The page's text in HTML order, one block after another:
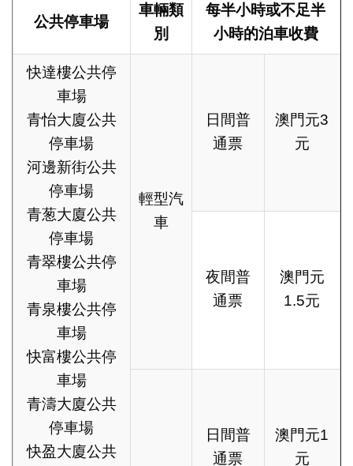
公共停車場
車輛類
別
每半小時或不足半
小時的泊車收費
快達樓公共停
車場
青怡大廈公共
停車場
河邊新街公共
停車場
青葱大廈公共
停車場
青翠樓公共停
車場
青泉樓公共停
車場
快富樓公共停
車場
青濤大廈公共
停車場
快盈大廈公共
輕型汽
車
日間普
通票
澳門元3
元
夜間普
通票
澳門元
1.5元
日間普
通票
澳門元1
元